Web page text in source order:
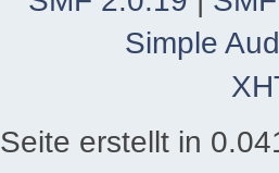
Simple
Seite erstellt in